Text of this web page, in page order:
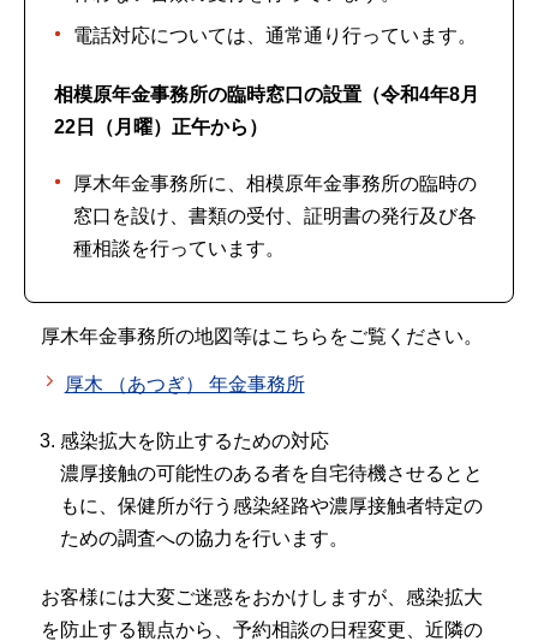
電話対応については、通常通り行っています。
相模原年金事務所の臨時窓口の設置（令和4年8月
22日（月曜）正午から）
厚木年金事務所に、相模原年金事務所の臨時の
窓口を設け、書類の受付、証明書の発行及び各
種相談を行っています。
厚木年金事務所の地図等はこちらをご覧ください。
厚木 （あつぎ） 年金事務所
感染拡大を防止するための対応
濃厚接触の可能性のある者を自宅待機させるとと
もに、保健所が行う感染経路や濃厚接触者特定の
ための調査への協力を行います。
お客様には大変ご迷惑をおかけしますが、感染拡大
を防止する観点から、予約相談の日程変更、近隣の